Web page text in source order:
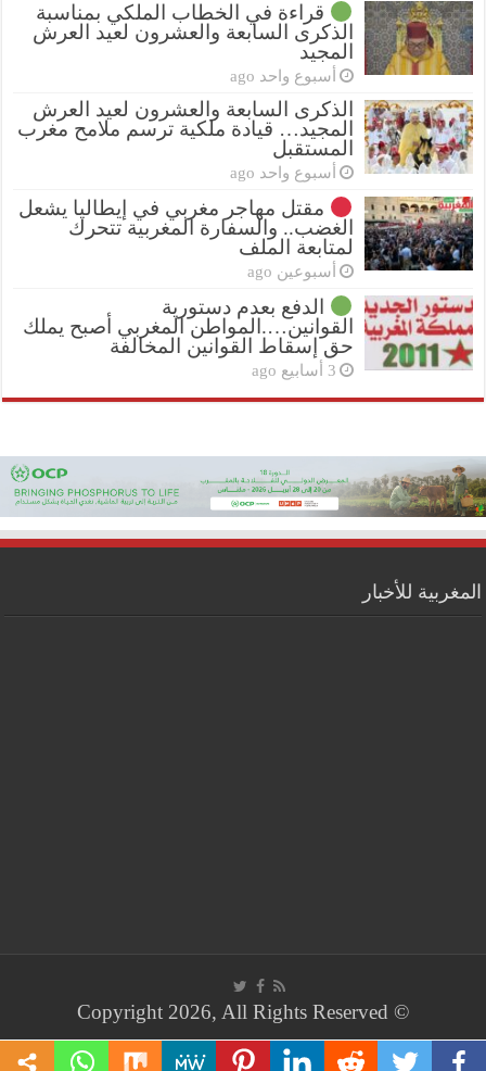
قراءة في الخطاب الملكي بمناسبة
الذكرى السابعة والعشرون لعيد العرش
المجيد
أسبوع واحد ago
الذكرى السابعة والعشرون لعيد العرش
المجيد… قيادة ملكية ترسم ملامح مغرب
المستقبل
أسبوع واحد ago
مقتل مهاجر مغربي في إيطاليا يشعل
الغضب.. والسفارة المغربية تتحرك
لمتابعة الملف
أسبوعين ago
الدفع بعدم دستورية
القوانين….المواطن المغربي أصبح يملك
حق إسقاط القوانين المخالفة
3 أسابيع ago
المغربية للأخبار
© Copyright 2026, All Rights Reserved